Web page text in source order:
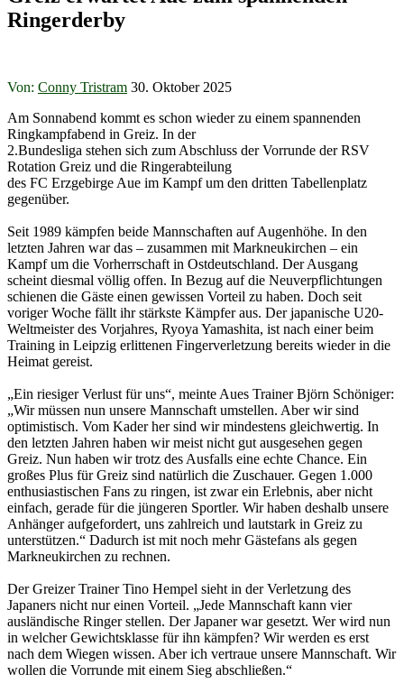
Ringerderby
Von: Conny Tristram 30. Oktober 2025
Am Sonnabend kommt es schon wieder zu einem spannenden
Ringkampfabend in Greiz. In der
2.Bundesliga stehen sich zum Abschluss der Vorrunde der RSV
Rotation Greiz und die Ringerabteilung
des FC Erzgebirge Aue im Kampf um den dritten Tabellenplatz
gegenüber.
Seit 1989 kämpfen beide Mannschaften auf Augenhöhe. In den
letzten Jahren war das – zusammen mit Markneukirchen – ein
Kampf um die Vorherrschaft in Ostdeutschland. Der Ausgang
scheint diesmal völlig offen. In Bezug auf die Neuverpflichtungen
schienen die Gäste einen gewissen Vorteil zu haben. Doch seit
voriger Woche fällt ihr stärkste Kämpfer aus. Der japanische U20-
Weltmeister des Vorjahres, Ryoya Yamashita, ist nach einer beim
Training in Leipzig erlittenen Fingerverletzung bereits wieder in die
Heimat gereist.
„Ein riesiger Verlust für uns“, meinte Aues Trainer Björn Schöniger:
„Wir müssen nun unsere Mannschaft umstellen. Aber wir sind
optimistisch. Vom Kader her sind wir mindestens gleichwertig. In
den letzten Jahren haben wir meist nicht gut ausgesehen gegen
Greiz. Nun haben wir trotz des Ausfalls eine echte Chance. Ein
großes Plus für Greiz sind natürlich die Zuschauer. Gegen 1.000
enthusiastischen Fans zu ringen, ist zwar ein Erlebnis, aber nicht
einfach, gerade für die jüngeren Sportler. Wir haben deshalb unsere
Anhänger aufgefordert, uns zahlreich und lautstark in Greiz zu
unterstützen.“ Dadurch ist mit noch mehr Gästefans als gegen
Markneukirchen zu rechnen.
Der Greizer Trainer Tino Hempel sieht in der Verletzung des
Japaners nicht nur einen Vorteil. „Jede Mannschaft kann vier
ausländische Ringer stellen. Der Japaner war gesetzt. Wer wird nun
in welcher Gewichtsklasse für ihn kämpfen? Wir werden es erst
nach dem Wiegen wissen. Aber ich vertraue unsere Mannschaft. Wir
wollen die Vorrunde mit einem Sieg abschließen.“